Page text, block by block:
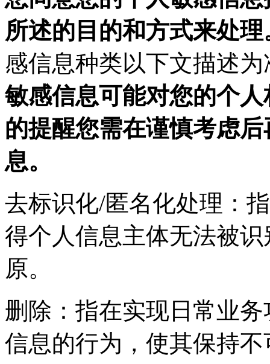
所述的目的和方式来处理
感信息种类以下文描述为
敏感信息可能对您的个
的提醒您需在谨慎考虑
息。
去标识化/匿名化处理：
得个人信息主体无法被
原。
删除：指在实现日常业
信息的行为，使其保持